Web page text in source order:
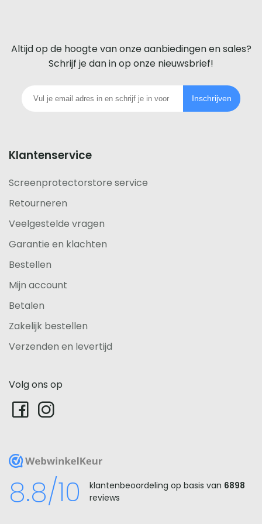
screenprotectors voor de
iPhone 14 iPhone 14 Pro
iPhone 14 Pro Max, en deiPhone 14 Plus.
Mocht je vragen hebben over onze beschermglazen
of kun je niet de juiste vinden voor jouw telefoon?
voor
iedere
telefoon
Altijd op de hoogte van onze aanbiedingen en sales?
Schrijf je dan in op onze nieuwsbrief!
Inschrijven
Klantenservice
Screenprotectorstore service
Retourneren
Veelgestelde vragen
Garantie en klachten
Bestellen
Mijn account
Betalen
Zakelijk bestellen
Verzenden en levertijd
Volg ons op
WebwinkelKeur
8.8/10 klantenbeoordeling op basis van 6898
reviews